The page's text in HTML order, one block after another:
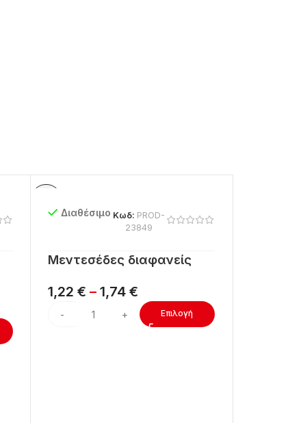
Διαθέσιμο Κωδ: PROD-
23849
Μεντεσέδες διαφανείς
1,22 € – 1,74 €
Επιλογή